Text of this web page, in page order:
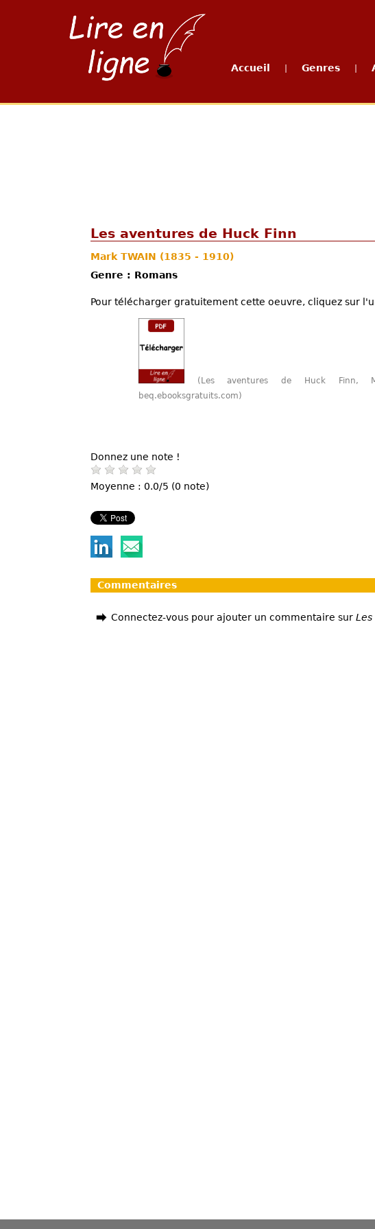
Accueil Genres
Les aventures de Huck Finn
Mark TWAIN (1835 - 1910)
Genre : Romans
Pour télécharger gratuitement cette oeuvre, cliquez sur
(Les aventures de Huck Finn,
beq.ebooksgratuits.com)
Donnez une note !
Moyenne : 0.0/5 (0 note)
Commentaires
Connectez-vous pour ajouter un commentaire sur Les